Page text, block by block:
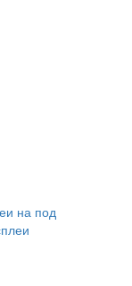
на под